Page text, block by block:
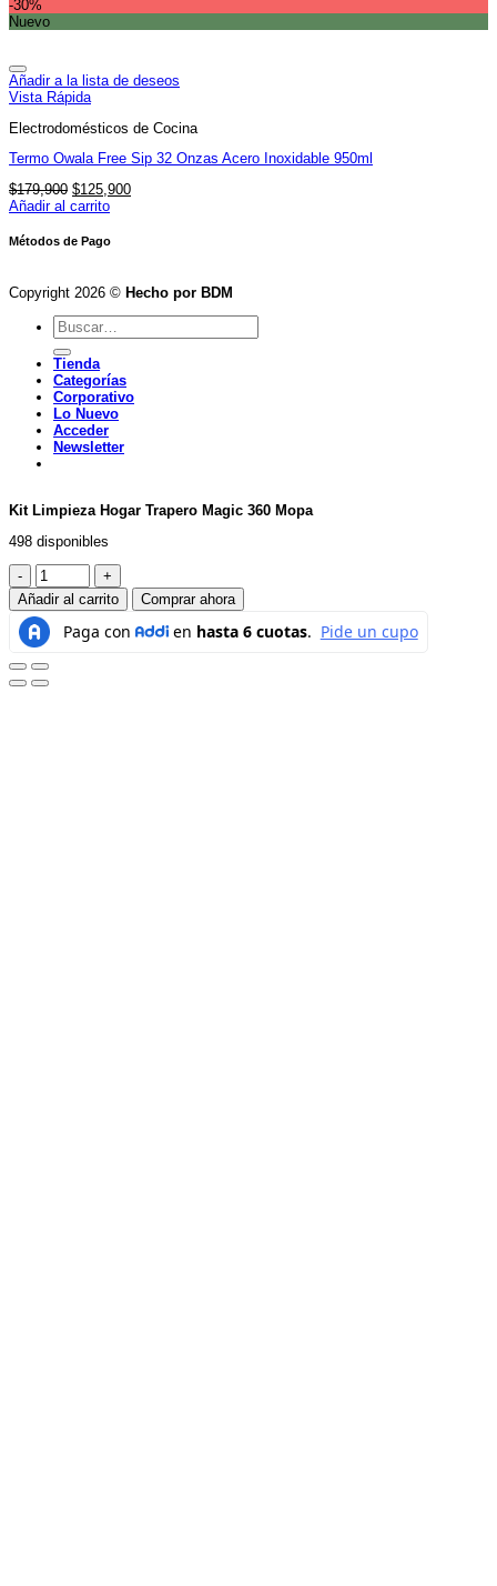
-30%
Nuevo
Añadir a la lista de deseos
Vista Rápida
Electrodomésticos de Cocina
Termo Owala Free Sip 32 Onzas Acero Inoxidable 950ml
$179,900 El
precio
era:
$125,900El
Añadir al carrito
Métodos de Pago
Copyright 2026 © Hecho por BDM
Buscar
por:
Tienda
Categorías
Corporativo
Lo Nuevo
Acceder
Newsletter
Kit Limpieza Hogar Trapero Magic 360 Mopa
498 disponibles
Kit
Limpieza
Hogar
Trapero
Magic
Mopa
cantidad
Añadir al carrito Comprar ahora